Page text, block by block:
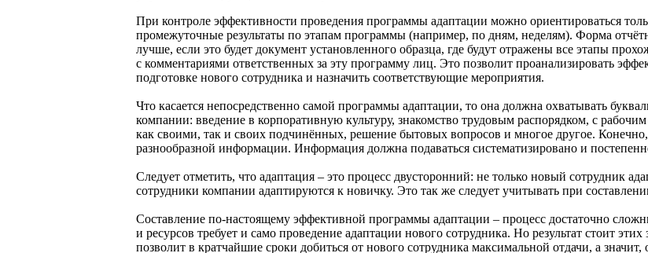
При контроле эффективности проведения программы адаптации можно ориентироваться
промежуточные результаты по этапам программы (например, по дням, неделям). Форма
лучше, если это будет документ установленного образца, где будут отражены все этапы
с комментариями ответственных за эту программу лиц. Это позволит проанализировать
подготовке нового сотрудника и назначить соответствующие мероприятия.
Что касается непосредственно самой программы адаптации, то она должна охватывать
компании: введение в корпоративную культуру, знакомство трудовым распорядком, с
как своими, так и своих подчинённых, решение бытовых вопросов и многое другое.
разнообразной информации. Информация должна подаваться систематизировано и
Следует отметить, что адаптация – это процесс двусторонний: не только новый сотрудник
сотрудники компании адаптируются к новичку. Это так же следует учитывать при
Составление по-настоящему эффективной программы адаптации – процесс достаточно
и ресурсов требует и само проведение адаптации нового сотрудника. Но результат стоит
позволит в кратчайшие сроки добиться от нового сотрудника максимальной отдачи, а